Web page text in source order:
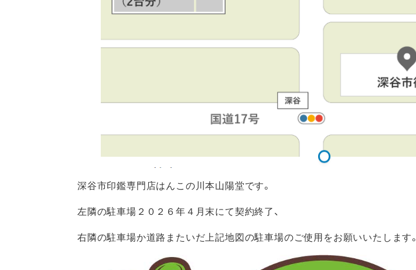
深谷市印鑑専門店はんこの川本山陽堂です。
左隣の駐車場２０２６年４月末にて契約終了、
右隣の駐車場か道路またいだ上記地図の駐車場のご使用をお願いいたします。